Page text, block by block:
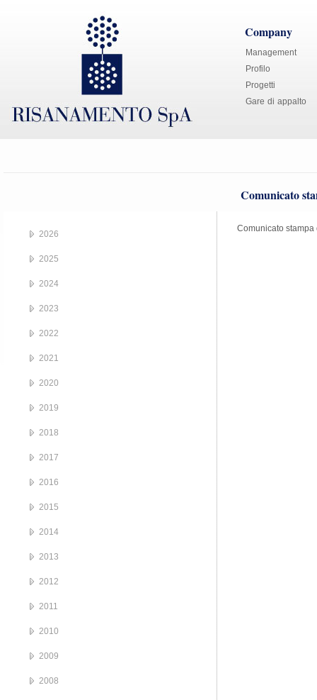
Company
Management
Profilo
Progetti
Gare di appalto
Comunicato
Comunicato
2026
2025
2024
2023
2022
2021
2020
2019
2018
2017
2016
2015
2014
2013
2012
2011
2010
2009
2008